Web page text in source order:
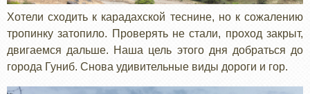
Хотели сходить к карадахской теснине, но к сожалению
тропинку затопило. Проверять не стали, проход закрыт,
двигаемся дальше. Наша цель этого дня добраться до
города Гуниб. Снова удивительные виды дороги и гор.